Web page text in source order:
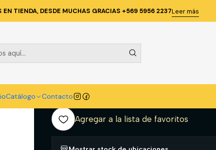
Catálogo Contacto
EN TIENDA, DESDE MUCHAS GRACIAS +569 5956 2237Leer más
Y CAMISAS Polera Dry Fresh Hombre ML cuello camisero
|
Polera Dry Fresh
camisero Azul Marino
Cantidad
Agregar a la lista de favoritos